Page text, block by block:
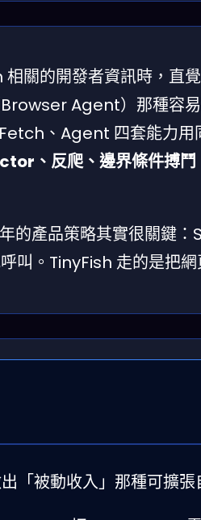
關的開發者資訊時，直
Agent）那種容
、Agent 四套能力用
、反爬、邊界條件搏鬥
的產品策略其實很關鍵
叫。TinyFish 走的是把
「被動收入」那種可擴張